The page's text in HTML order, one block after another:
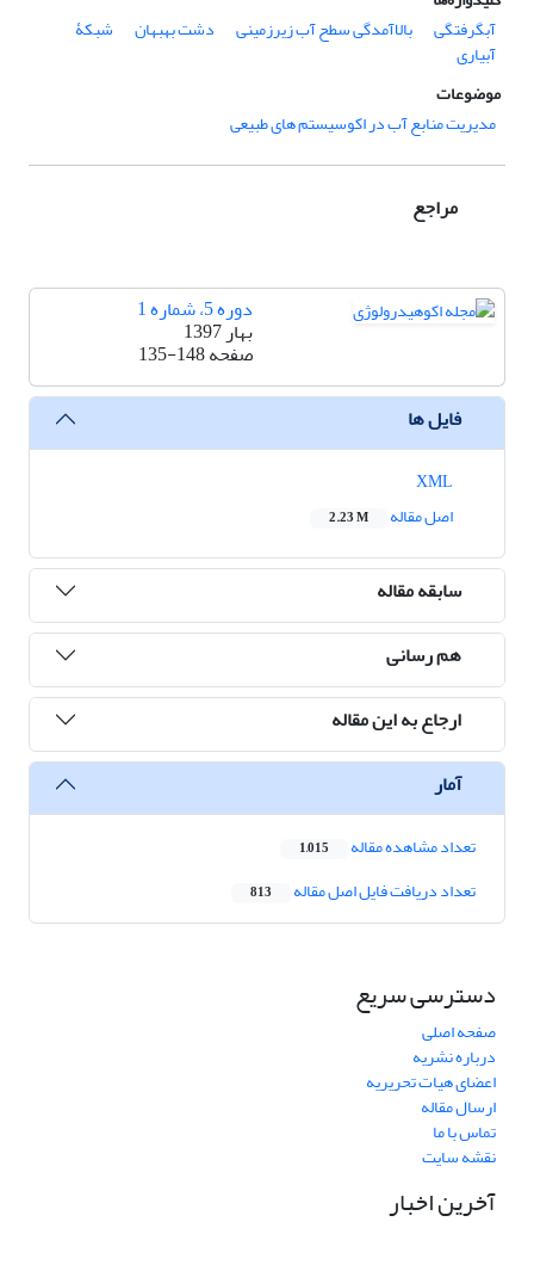
آبگرفتگی
بالاآمدگی سطح آب‏ زیرزمینی دشت بهبهان شبکۀ‏
آبیاری
موضوعات
مدیریت منابع آب در اکوسیستم های طبیعی
مراجع
دوره 5، شماره 1
بهار 1397
صفحه135-148
فایل ها
اصل مقاله
2.23 M
سابقه مقاله
هم رسانی
ارجاع به این مقاله
آمار
تعداد مشاهده مقاله 1,015
تعداد دریافت فایل اصل مقاله 813
دسترسی سریع
صفحه اصلی
درباره نشریه
اعضای هیات تحریریه
ارسال مقاله
تماس با ما
نقشه سایت
آخرین اخبار